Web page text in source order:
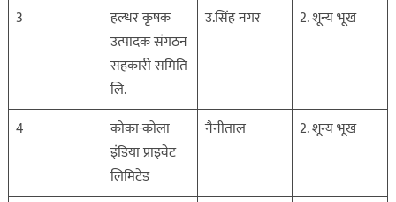
3
हल्धर कृषक
उत्पादक संगठन
सहकारी समिति
लि.
उ.सिंह नगर 2. शून्य भूख
4
कोका-कोला
इंडिया प्राइवेट
लिमिटेड
नैनीताल 2. शून्य भूख